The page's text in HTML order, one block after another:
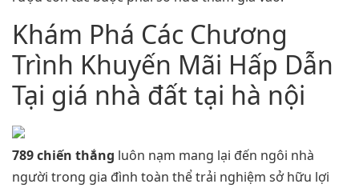
Khám Phá Các Chương
Trình Khuyến Mãi Hấp Dẫn
Tại giá nhà đất tại hà nội
789 chiến thắng luôn nạm mang lại đến ngôi nhà
người trong gia đình toàn thể trải nghiệm sở hữu lợi